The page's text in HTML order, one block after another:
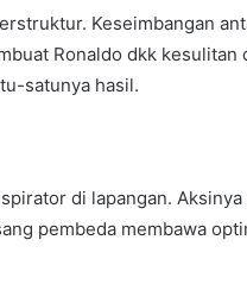
Keseimbangan
Ronaldo dkk kesulitan
satunya hasil.
di lapangan.
pembeda membawa